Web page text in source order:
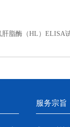
肝脂酶（HL）ELISA
服务宗旨